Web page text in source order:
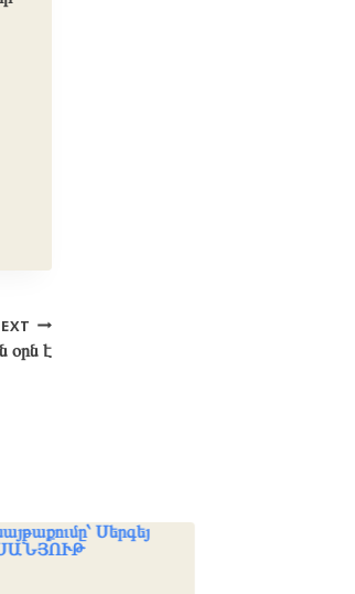
օրն է